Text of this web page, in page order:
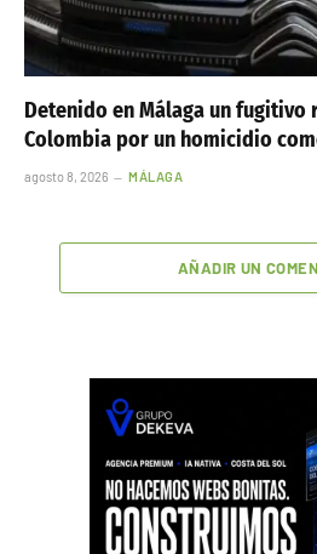
Detenido en Málaga un fugitivo
Colombia por un homicidio
agosto 8, 2026 MÁLAGA
AÑADIR UN